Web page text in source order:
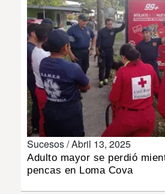
MULTIMEDIA
IMPRESO
Sucesos /Abril 13, 2025
Adulto mayor se perdió
pencas en Loma Cova